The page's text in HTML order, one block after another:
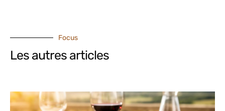
Focus
Les autres articles